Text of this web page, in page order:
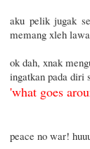
aku pelik jugak
memang xleh
ok dah, xnak
ingatkan pada diri
'what goes
peace no war!